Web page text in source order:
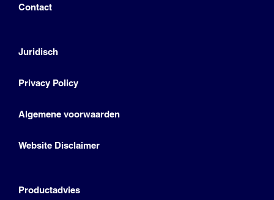
Contact
Juridisch
Privacy Policy
Algemene voorwaarden
Website Disclaimer
Productadvies